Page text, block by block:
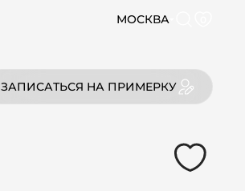
МОСКВА
ЗАПИСАТЬСЯ НА ПРИМЕРКУ